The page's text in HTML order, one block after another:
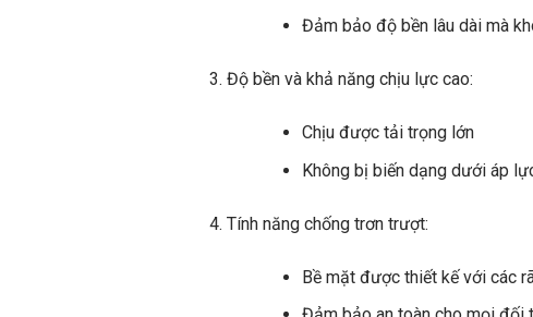
Đảm bảo độ bền lâu dài mà
Độ bền và khả năng chịu lực cao:
Chịu được tải trọng lớn
Không bị biến dạng dưới áp
Tính năng chống trơn trượt:
Bề mặt được thiết kế với các